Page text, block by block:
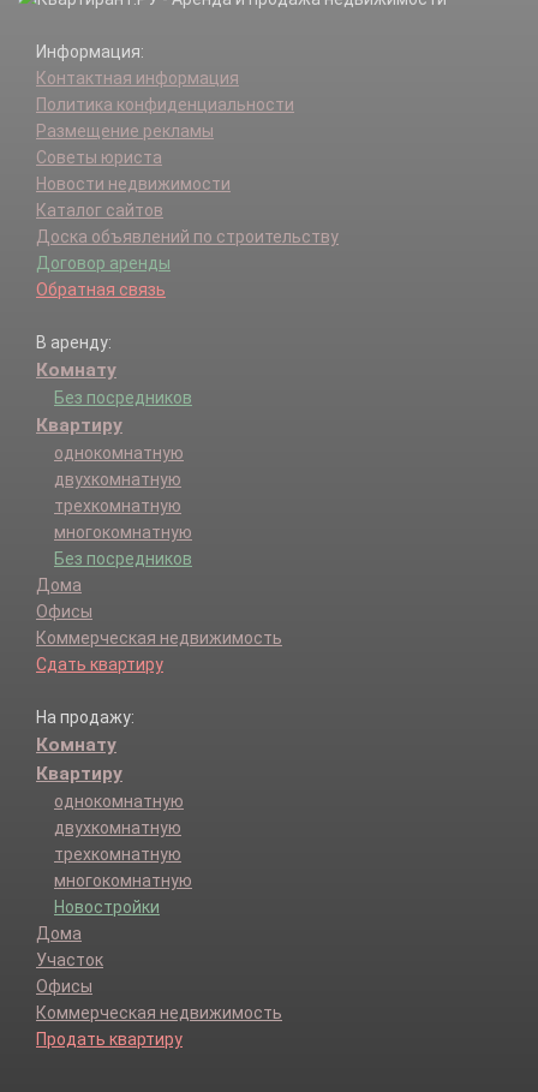
Информация:
Контактная информация
Политика конфиденциальности
Размещение рекламы
Советы юриста
Новости недвижимости
Каталог сайтов
Доска объявлений по строительству
Договор аренды
Обратная связь
В аренду:
Комнату
Без посредников
Квартиру
однокомнатную
двухкомнатную
трехкомнатную
многокомнатную
Без посредников
Дома
Офисы
Коммерческая недвижимость
Сдать квартиру
На продажу:
Комнату
Квартиру
однокомнатную
двухкомнатную
трехкомнатную
многокомнатную
Новостройки
Дома
Участок
Офисы
Коммерческая недвижимость
Продать квартиру